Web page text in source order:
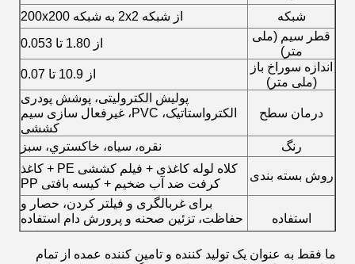
شبکه
از شبکه 2x2 به شبکه 200x200
قطر سیم (ملی
متر)
از 1.80 تا 0.053
اندازه سوراخ باز
(ملی متر)
از 10.9 تا 0.07
درمان سطح
پولیش الکترولیتی، پوشش پودری
الکترواستاتیک، PVC، غیرفعال سازی سیم
کششی
رنگ
نقره، سياه، خاکستري، سبز
روش بسته بندی
کلاه لوله کاغذی + فیلم کششی PE + کاغذ
کرفت ضد آب ضخیم + کیسه بافتی PP
استفاده
برای غربالگری و فیلتر کردن، حصار و
حفاظت، تزئین صحنه و پرورش دام استفاده
می شود
ما فقط به عنوان یک تولید کننده و تامین کننده عمده از تمام